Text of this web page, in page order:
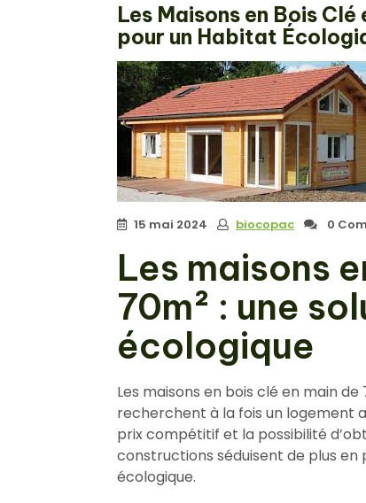
Les Maisons en Bois
pour un Habitat
15 mai 2024 biocopac 0
Les maisons
70m² : une
écologique
Les maisons en bois clé en main
recherchent à la fois un logement
prix compétitif et la possibilité
constructions séduisent de plus en
écologique.